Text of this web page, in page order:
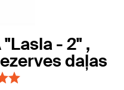
- 2" ,
daļas